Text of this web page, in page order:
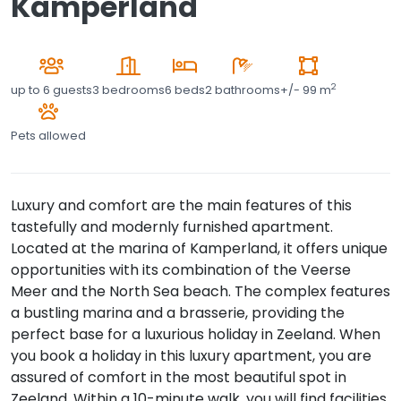
up to 6 guests3 bedrooms6 beds2 bathrooms+/- 99 m2
Pets allowed
Luxury and comfort are the main features of this
tastefully and modernly furnished apartment.
Located at the marina of Kamperland, it offers unique
opportunities with its combination of the Veerse
Meer and the North Sea beach. The complex features
a bustling marina and a brasserie, providing the
perfect base for a luxurious holiday in Zeeland. When
you book a holiday in this luxury apartment, you are
assured of comfort in the most beautiful spot in